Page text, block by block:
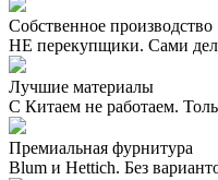
Собственное производство
НЕ перекупщики. Сами
Лучшие материалы
С Китаем не работаем.
Премиальная фурнитура
Blum и Hettich. Без